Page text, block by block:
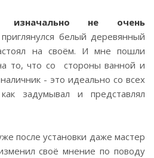
изначально не очень
белый деревянный
на своём. И мне пошли
то, что со стороны ванной и
- это идеально со всех
задумывал и представлял
после установки даже мастер
своё мнение по поводу